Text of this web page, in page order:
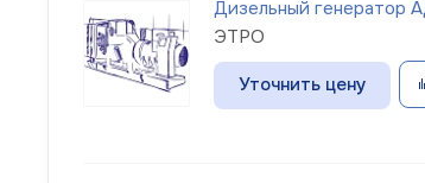
Дизельный генератор
ЭТРО
Уточнить цену